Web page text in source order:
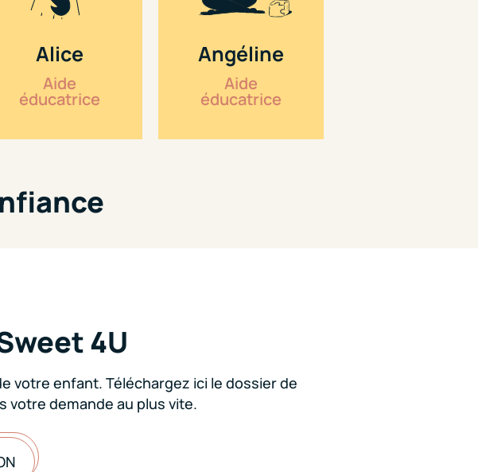
Alice
Aide
éducatrice
Angéline
Aide
éducatrice
4U
votre enfant. Téléchargez ici le dossier de
demande au plus vite.